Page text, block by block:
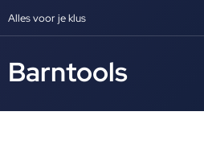
Alles voor je klus
Barntools